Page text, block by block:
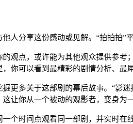
人分享这份感动或见解。“拍拍拍”
观点，或许能为其他观众提供参
你可以看到最精彩的剧情分析、最
更多关于这部剧的幕后故事。“影
让你从一个被动的观影者，变身为
个时间点观看同一部剧，并实时